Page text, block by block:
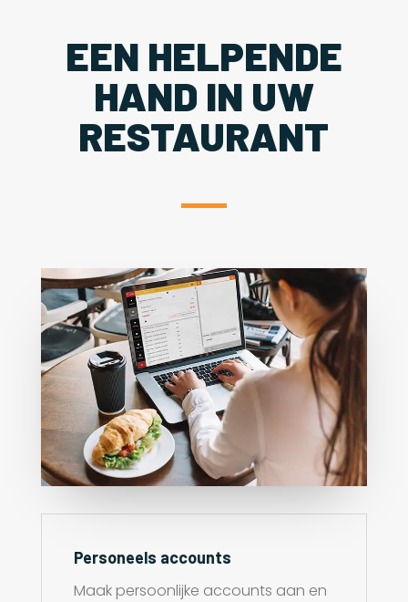
EEN HELPENDE
HAND IN UW
RESTAURANT
Personeels accounts
Maak persoonlijke accounts aan en